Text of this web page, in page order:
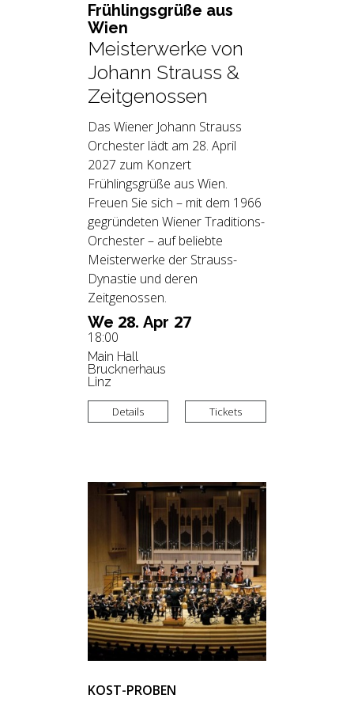
We 28. Apr 27
18:00
Main Hall
Brucknerhaus
Linz
Früh­lings­grü­ße aus
Wien
Meisterwerke von
Johann Strauss &
Zeitgenossen
Das Wiener Johann Strauss
Orchester lädt am 28. April
2027 zum Konzert
Frühlingsgrüße aus Wien.
Freuen Sie sich – mit dem 1966
gegründeten Wiener Traditions-
Orchester – auf beliebte
Meisterwerke der Strauss-
Dynastie und deren
Zeitgenossen.
Details Tickets
KOST-PROBEN